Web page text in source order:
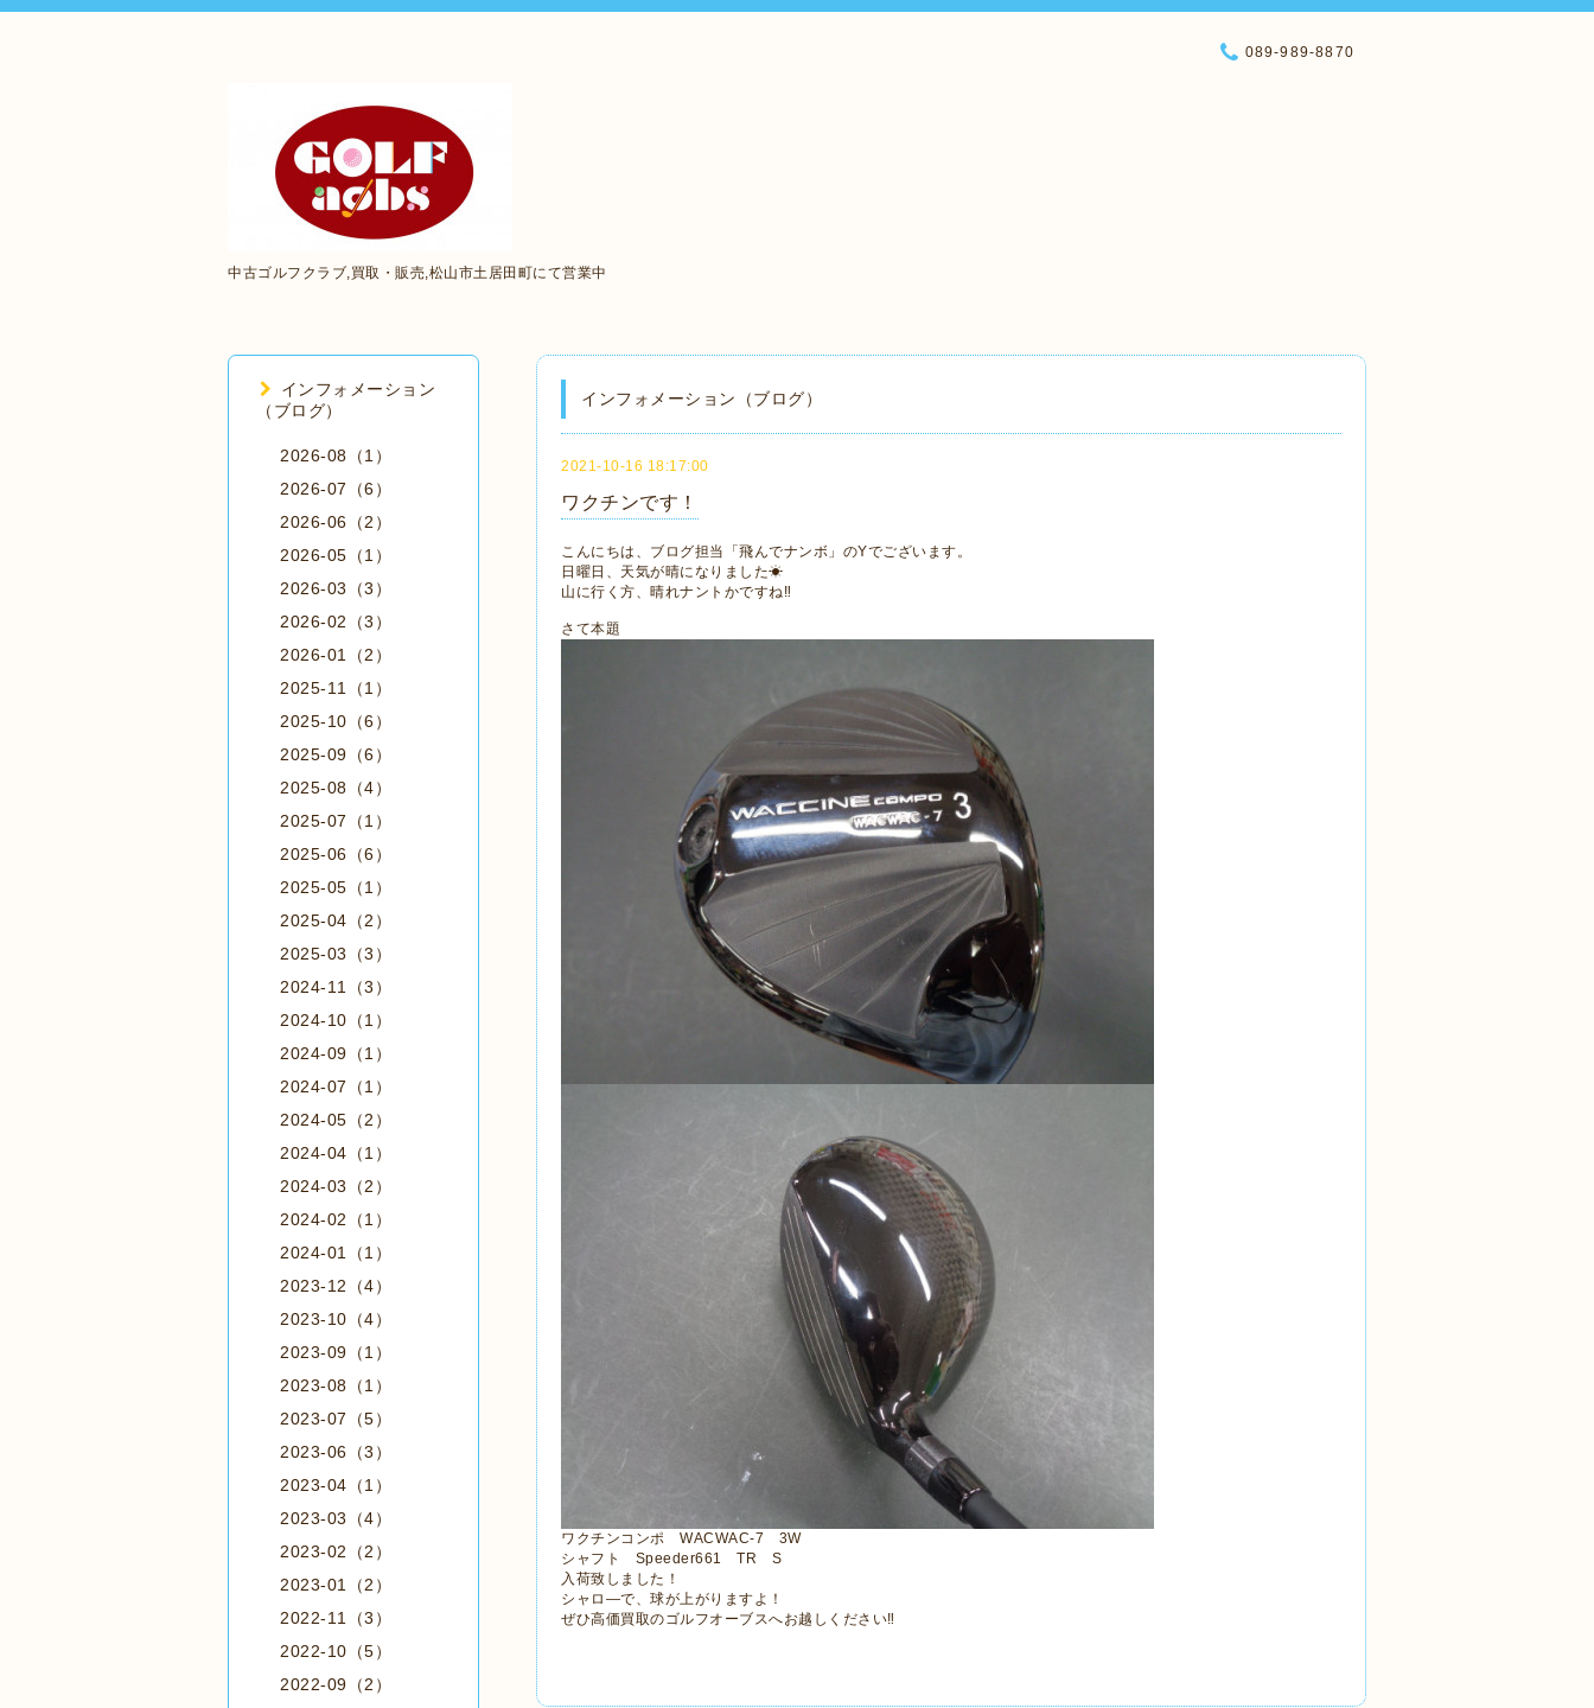
中古ゴルフクラブ,買取・販売,松山市土居田町にて営業中
089-989-8870
インフォメーション（ブログ）
2021-10-16 18:17:00
ワクチンです！
こんにちは、ブログ担当「飛んでナンボ」のYでございます。
日曜日、天気が晴になりました☀
山に行く方、晴れナントかですね‼
さて本題
ワクチンコンポ WACWAC-7 3W
シャフト Speeder661 TR S
入荷致しました！
シャロ―で、球が上がりますよ！
ぜひ高価買取のゴルフオーブスへお越しください‼
インフォメーション
（ブログ）
2026-08（1）
2026-07（6）
2026-06（2）
2026-05（1）
2026-03（3）
2026-02（3）
2026-01（2）
2025-11（1）
2025-10（6）
2025-09（6）
2025-08（4）
2025-07（1）
2025-06（6）
2025-05（1）
2025-04（2）
2025-03（3）
2024-11（3）
2024-10（1）
2024-09（1）
2024-07（1）
2024-05（2）
2024-04（1）
2024-03（2）
2024-02（1）
2024-01（1）
2023-12（4）
2023-10（4）
2023-09（1）
2023-08（1）
2023-07（5）
2023-06（3）
2023-04（1）
2023-03（4）
2023-02（2）
2023-01（2）
2022-11（3）
2022-10（5）
2022-09（2）